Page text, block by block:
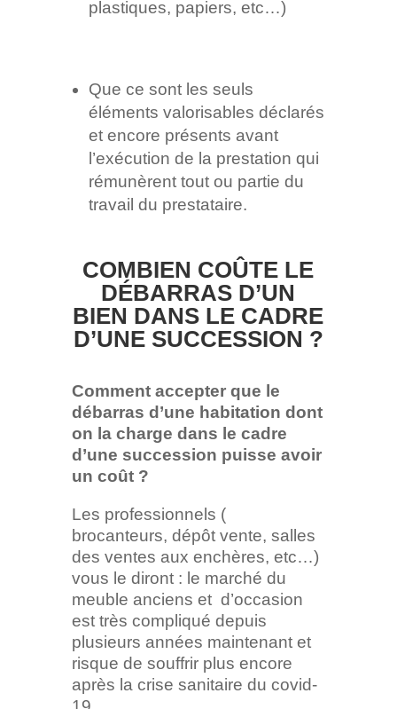
plastiques, papiers, etc…)
Que ce sont les seuls
éléments valorisables déclarés
et encore présents avant
l’exécution de la prestation qui
rémunèrent tout ou partie du
travail du prestataire.
COMBIEN COÛTE LE
DÉBARRAS D’UN
BIEN DANS LE CADRE
D’UNE SUCCESSION ?
Comment accepter que le
débarras d’une habitation dont
on la charge dans le cadre
d’une succession puisse avoir
un coût ?
Les professionnels (
brocanteurs, dépôt vente, salles
des ventes aux enchères, etc…)
vous le diront : le marché du
meuble anciens et d’occasion
est très compliqué depuis
plusieurs années maintenant et
risque de souffrir plus encore
après la crise sanitaire du covid-